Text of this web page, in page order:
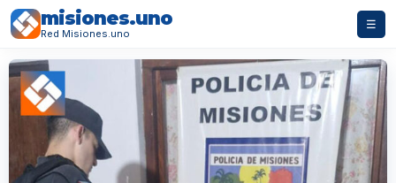
misiones.uno
Red Misiones.uno
☰